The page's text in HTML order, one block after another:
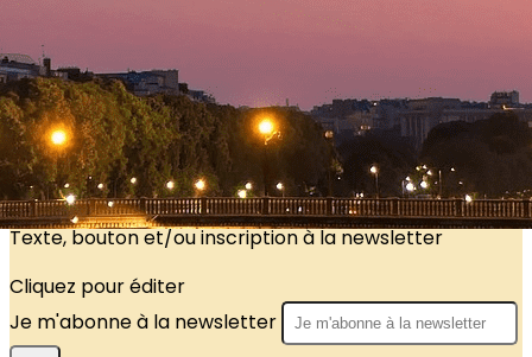
?>
Images de la page d'accueil
Cliquez pour éditer
Texte, bouton et/ou inscription à la newsletter
Cliquez pour éditer
Je m'abonne à la newsletter